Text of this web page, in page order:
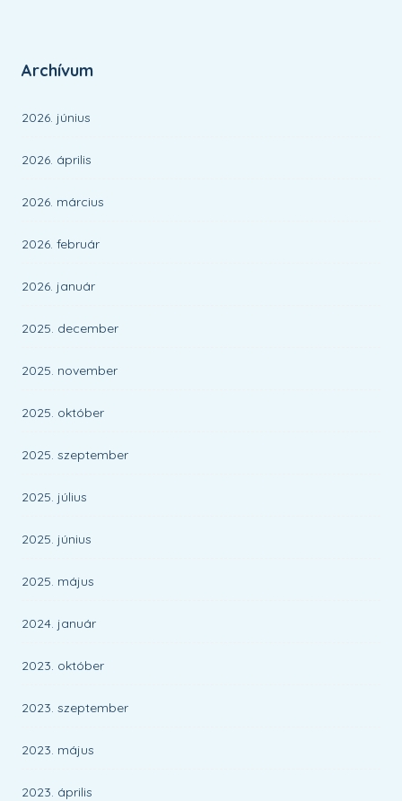
Archívum
2026. június
2026. április
2026. március
2026. február
2026. január
2025. december
2025. november
2025. október
2025. szeptember
2025. július
2025. június
2025. május
2024. január
2023. október
2023. szeptember
2023. május
2023. április